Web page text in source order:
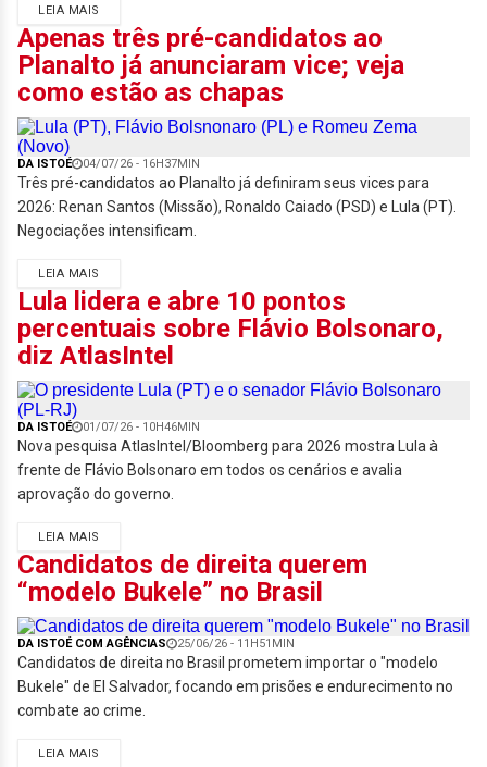
LEIA MAIS
Apenas três pré-candidatos ao
Planalto já anunciaram vice; veja
como estão as chapas
DA ISTOÉ 04/07/26 - 16H37MIN
Três pré-candidatos ao Planalto já definiram seus vices para
2026: Renan Santos (Missão), Ronaldo Caiado (PSD) e Lula (PT).
Negociações intensificam.
LEIA MAIS
Lula lidera e abre 10 pontos
percentuais sobre Flávio Bolsonaro,
diz AtlasIntel
DA ISTOÉ 01/07/26 - 10H46MIN
Nova pesquisa AtlasIntel/Bloomberg para 2026 mostra Lula à
frente de Flávio Bolsonaro em todos os cenários e avalia
aprovação do governo.
LEIA MAIS
Candidatos de direita querem
“modelo Bukele” no Brasil
DA ISTOÉ COM AGÊNCIAS 25/06/26 - 11H51MIN
Candidatos de direita no Brasil prometem importar o "modelo
Bukele" de El Salvador, focando em prisões e endurecimento no
combate ao crime.
LEIA MAIS